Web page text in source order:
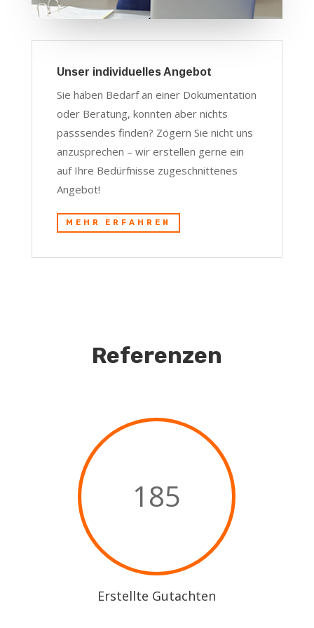
Unser individuelles Angebot
Sie haben Bedarf an einer Dokumentation
oder Beratung, konnten aber nichts
passsendes finden? Zögern Sie nicht uns
anzusprechen – wir erstellen gerne ein
auf Ihre Bedürfnisse zugeschnittenes
Angebot!
MEHR ERFAHREN
Referenzen
185
Erstellte Gutachten